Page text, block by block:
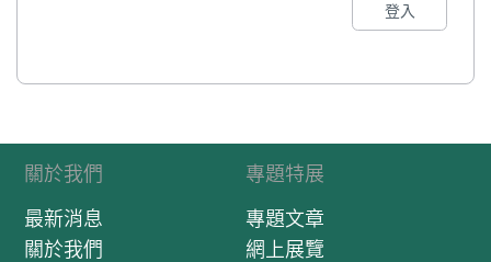
登入
關於我們
最新消息
關於我們
專題特展
專題文章
網上展覽